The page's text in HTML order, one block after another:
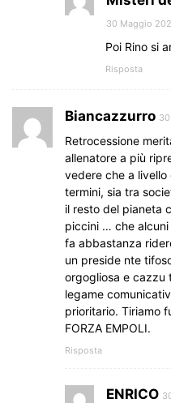
30 Maggio
Poi Rino si
Risposta
Biancazzurro
Retrocessione
allenatore a più
vedere che a livello
termini, sia tra
il resto del pianeta
piccini … che
fa abbastanza
un preside nte
orgogliosa e cazzu
legame
prioritario. Tiriamo
FORZA EMPOLI.
Risposta
ENRICO